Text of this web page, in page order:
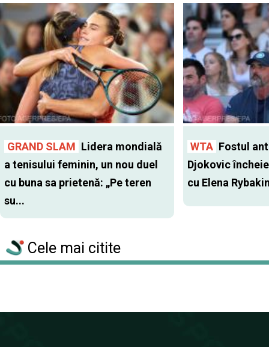
GRAND SLAM Lidera mondială
a tenisului feminin, un nou duel
cu buna sa prietenă: „Pe teren
su...
WTA Fostul
Djokovic
cu Elena
Cele mai citite